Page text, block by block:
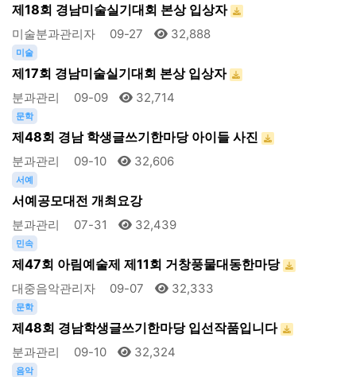
제18회 경남미술실기대회 본상 입상자
미술분과관리자 09-27 32,888
미술
제17회 경남미술실기대회 본상 입상자
분과관리 09-09 32,714
문학
제48회 경남 학생글쓰기한마당 아이들 사진
분과관리 09-10 32,606
서예
서예공모대전 개최요강
분과관리 07-31 32,439
민속
제47회 아림예술제 제11회 거창풍물대동한마당
대중음악관리자 09-07 32,333
문학
제48회 경남학생글쓰기한마당 입선작품입니다
분과관리 09-10 32,324
음악